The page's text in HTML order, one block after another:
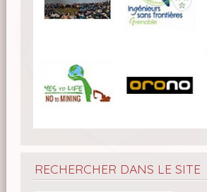
RECHERCHER DANS LE SITE